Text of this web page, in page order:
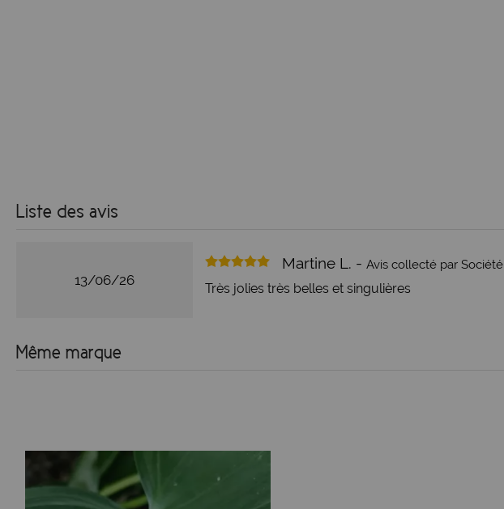
Liste des avis
13/06/26
Martine L. - Avis collecté par
Très jolies très belles et singulières
Même marque